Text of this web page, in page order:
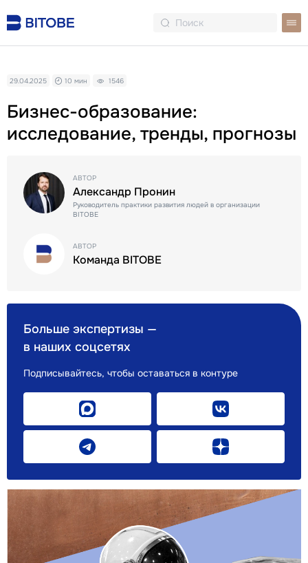
Бизнес-образование:
исследование, тренды, прогнозы
29.04.2025 10 мин 1546
Больше экспертизы —
в наших соцсетях
Подписывайтесь, чтобы оставаться в контуре
АВТОР
Александр Пронин
Руководитель практики развития людей в организации
BITOBE
АВТОР
Команда BITOBE